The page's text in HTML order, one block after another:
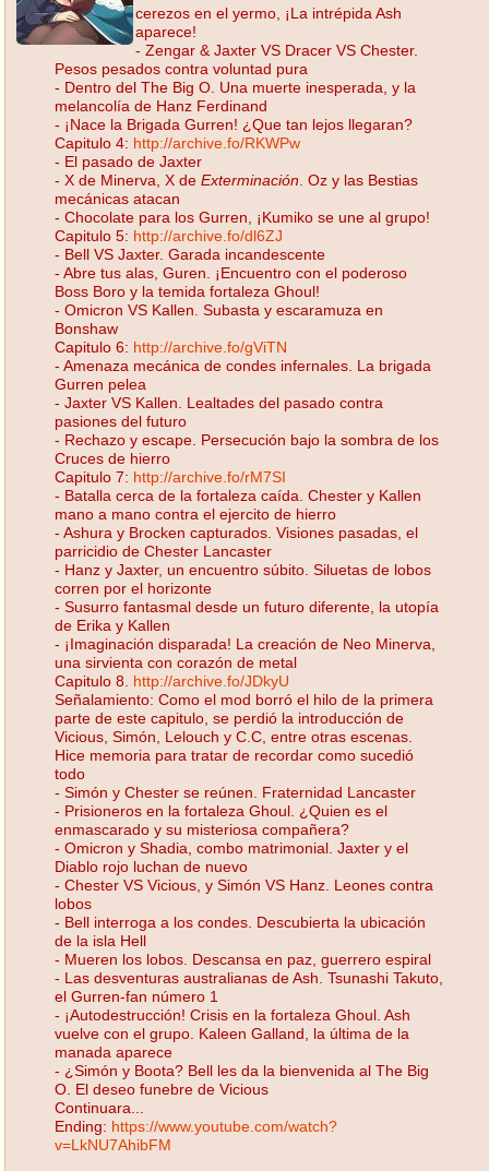
cerezos en el yermo, ¡La intrépida Ash
aparece!
- Zengar & Jaxter VS Dracer VS Chester.
Pesos pesados contra voluntad pura
- Dentro del The Big O. Una muerte inesperada, y la
melancolía de Hanz Ferdinand
- ¡Nace la Brigada Gurren! ¿Que tan lejos llegaran?
Capitulo 4: http://archive.fo/RKWPw
- El pasado de Jaxter
- X de Minerva, X de Exterminación . Oz y las Bestias
mecánicas atacan
- Chocolate para los Gurren, ¡Kumiko se une al grupo!
Capitulo 5: http://archive.fo/dl6ZJ
- Bell VS Jaxter. Garada incandescente
- Abre tus alas, Guren. ¡Encuentro con el poderoso
Boss Boro y la temida fortaleza Ghoul!
- Omicron VS Kallen. Subasta y escaramuza en
Bonshaw
Capitulo 6: http://archive.fo/gViTN
- Amenaza mecánica de condes infernales. La brigada
Gurren pelea
- Jaxter VS Kallen. Lealtades del pasado contra
pasiones del futuro
- Rechazo y escape. Persecución bajo la sombra de los
Cruces de hierro
Capitulo 7: http://archive.fo/rM7SI
- Batalla cerca de la fortaleza caída. Chester y Kallen
mano a mano contra el ejercito de hierro
- Ashura y Brocken capturados. Visiones pasadas, el
parricidio de Chester Lancaster
- Hanz y Jaxter, un encuentro súbito. Siluetas de lobos
corren por el horizonte
- Susurro fantasmal desde un futuro diferente, la utopía
de Erika y Kallen
- ¡Imaginación disparada! La creación de Neo Minerva,
una sirvienta con corazón de metal
Capitulo 8. http://archive.fo/JDkyU
Señalamiento: Como el mod borró el hilo de la primera
parte de este capitulo, se perdió la introducción de
Vicious, Simón, Lelouch y C.C, entre otras escenas.
Hice memoria para tratar de recordar como sucedió
todo
- Simón y Chester se reúnen. Fraternidad Lancaster
- Prisioneros en la fortaleza Ghoul. ¿Quien es el
enmascarado y su misteriosa compañera?
- Omicron y Shadia, combo matrimonial. Jaxter y el
Diablo rojo luchan de nuevo
- Chester VS Vicious, y Simón VS Hanz. Leones contra
lobos
- Bell interroga a los condes. Descubierta la ubicación
de la isla Hell
- Mueren los lobos. Descansa en paz, guerrero espiral
- Las desventuras australianas de Ash. Tsunashi Takuto,
el Gurren-fan número 1
- ¡Autodestrucción! Crisis en la fortaleza Ghoul. Ash
vuelve con el grupo. Kaleen Galland, la última de la
manada aparece
- ¿Simón y Boota? Bell les da la bienvenida al The Big
O. El deseo funebre de Vicious
Continuara...
Ending: https://www.youtube.com/watch?
v=LkNU7AhibFM